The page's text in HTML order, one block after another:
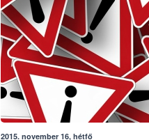
2015. november 16, hétfő